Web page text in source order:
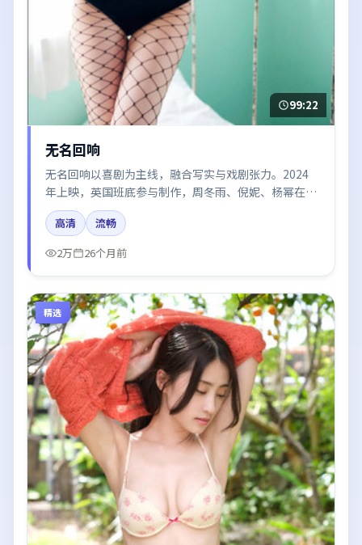
99:22
无名回响
无名回响以喜剧为主线，融合写实与戏剧张力。2024
年上映，英国班底参与制作，周冬雨、倪妮、杨幂在片
中呈现细腻表演，影像风格统一，配乐与剪辑强化了情
绪曲线。
高清
流畅
2万
26个月前
精选